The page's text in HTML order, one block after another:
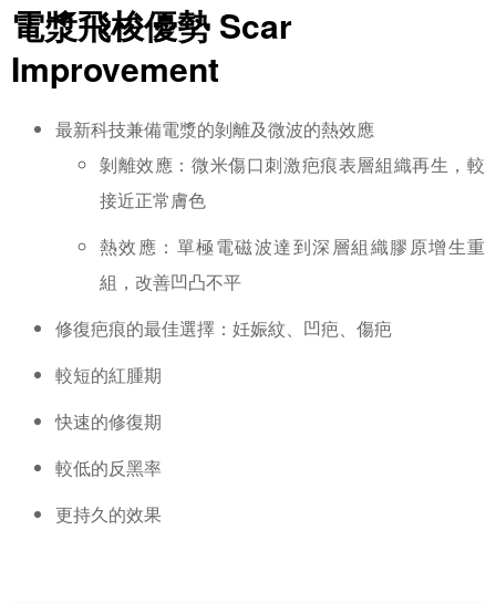
電漿飛梭優勢 Scar
Improvement
最新科技兼備電漿的剝離及微波的熱效應
剝離效應：微米傷口刺激疤痕表層組織再生，較
接近正常膚色
熱效應：單極電磁波達到深層組織膠原增生重
組，改善凹凸不平
修復疤痕的最佳選擇：妊娠紋、凹疤、傷疤
較短的紅腫期
快速的修復期
較低的反黑率
更持久的效果